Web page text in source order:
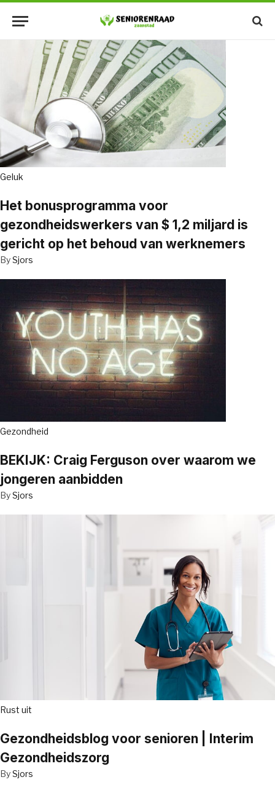
Geluk
Het bonusprogramma voor
gezondheidswerkers van $ 1,2 miljard is
gericht op het behoud van werknemers
BySjors
Gezondheid
BEKIJK: Craig Ferguson over waarom we
jongeren aanbidden
BySjors
Rust uit
Gezondheidsblog voor senioren | Interim
Gezondheidszorg
BySjors